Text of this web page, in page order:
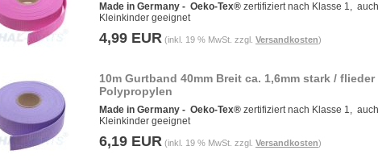
Made in Germany - Oeko-Tex® zertifiziert nach Klasse 1,
Kleinkinder geeignet
4,99 EUR (inkl. 19 % MwSt. zzgl. Versandkosten)
10m Gurtband 40mm Breit ca. 1,6mm stark / flieder
Polypropylen
Made in Germany - Oeko-Tex® zertifiziert nach Klasse 1,
Kleinkinder geeignet
6,19 EUR (inkl. 19 % MwSt. zzgl. Versandkosten)